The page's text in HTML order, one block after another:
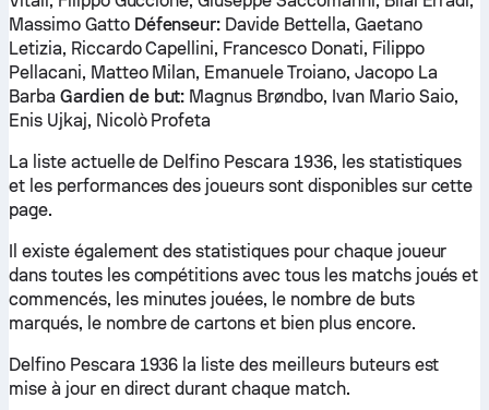
Massimo Gatto Défenseur: Davide Bettella, Gaetano
Letizia, Riccardo Capellini, Francesco Donati, Filippo
Pellacani, Matteo Milan, Emanuele Troiano, Jacopo La
Barba Gardien de but: Magnus Brøndbo, Ivan Mario Saio,
Enis Ujkaj, Nicolò Profeta
La liste actuelle de Delfino Pescara 1936, les statistiques
et les performances des joueurs sont disponibles sur cette
page.
Il existe également des statistiques pour chaque joueur
dans toutes les compétitions avec tous les matchs joués et
commencés, les minutes jouées, le nombre de buts
marqués, le nombre de cartons et bien plus encore.
Delfino Pescara 1936 la liste des meilleurs buteurs est
mise à jour en direct durant chaque match.